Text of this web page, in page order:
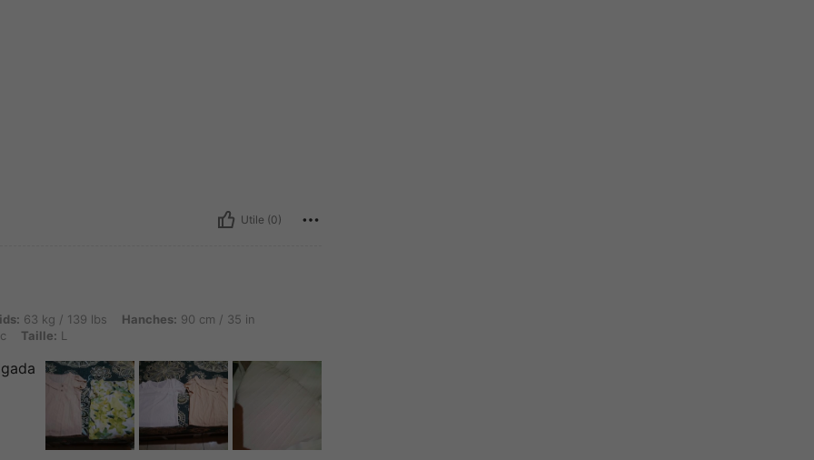
Utile (0)
lbs, Hanches: 90 cm / 35 in, Taille: 90 cm / 35 in, Buste: 100 cm / 39 in, Couleur: Blanc, Taille: L
63 kg / 139 lbs Hanches: 90 cm / 35 in
Taille: L